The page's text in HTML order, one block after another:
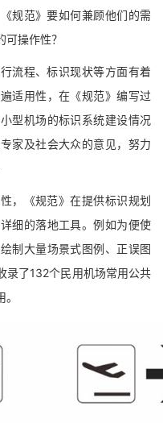
范》要如何兼顾他们的需
操作性？
程、标识现状等方面有着
适用性，在《规范》编写过
型机场的标识系统建设情况
家及社会大众的意见，努力
《规范》在提供标识规划
细的落地工具。例如为便使
制大量场景式图例、正误图
录了132个民用机场常用公共